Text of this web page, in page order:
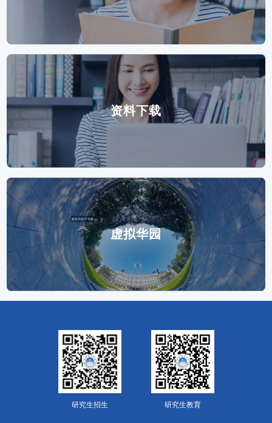
资料下载
虚拟华园
研究生招生 研究生教育